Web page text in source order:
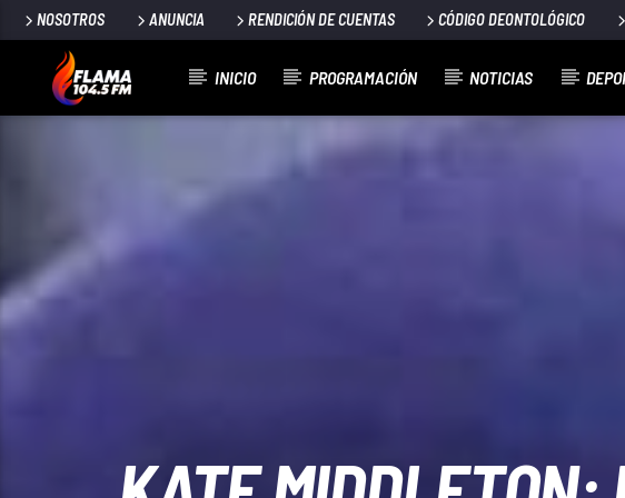
NOSOTROS ANUNCIA RENDICIÓN DE CUENTAS CÓDIGO DEONTOLÓGICO
INICIO PROGRAMACIÓN NOTICIAS